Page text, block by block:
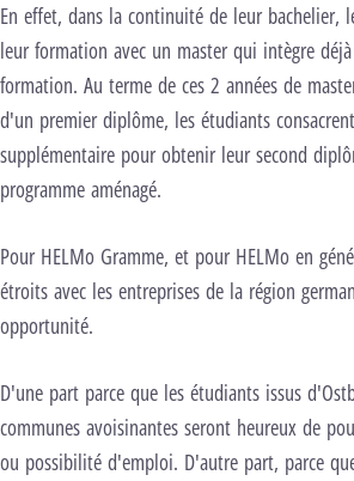
En effet, dans la continuité de leur bachelier,
leur formation avec un master qui intègre
formation. Au terme de ces 2 années de
d'un premier diplôme, les étudiants
supplémentaire pour obtenir leur second
programme aménagé.
Pour HELMo Gramme, et pour HELMo en
étroits avec les entreprises de la région
opportunité.
D'une part parce que les étudiants issus
communes avoisinantes seront heureux de
ou possibilité d'emploi. D'autre part, parce